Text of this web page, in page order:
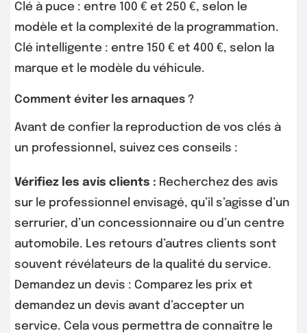
Clé à puce : entre 100 € et 250 €, selon le
modèle et la complexité de la programmation.
Clé intelligente : entre 150 € et 400 €, selon la
marque et le modèle du véhicule.
Comment éviter les arnaques ?
Avant de confier la reproduction de vos clés à
un professionnel, suivez ces conseils :
Vérifiez les avis clients : Recherchez des avis
sur le professionnel envisagé, qu’il s’agisse d’un
serrurier, d’un concessionnaire ou d’un centre
automobile. Les retours d’autres clients sont
souvent révélateurs de la qualité du service.
Demandez un devis : Comparez les prix et
demandez un devis avant d’accepter un
service. Cela vous permettra de connaître le